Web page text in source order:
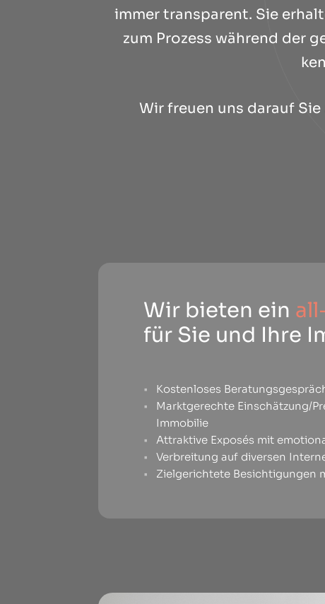
immer transparent. Sie
zum Prozess während der
Wir freuen uns darauf
Wir bieten ein
für Sie und Ihre
Kostenloses
Marktgerechte Einschätzung/
Immobilie
Attraktive Exposés mit
Verbreitung auf diversen
Zielgerichtete Besichtigungen